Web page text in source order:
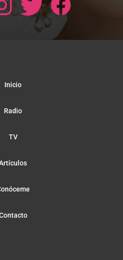
Inicio
Radio
TV